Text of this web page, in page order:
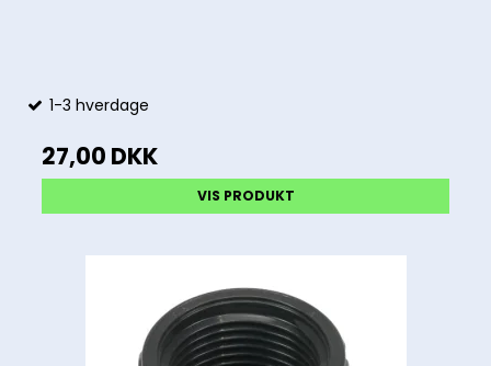
1-3 hverdage
27,00 DKK
VIS PRODUKT